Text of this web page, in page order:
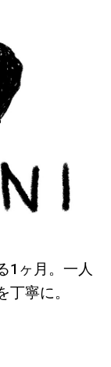
1ヶ月。一人
寧に。